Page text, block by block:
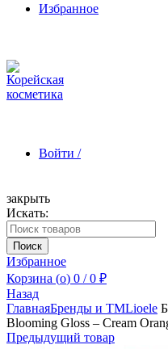
Избранное
Войти /
Зарегистрироваться
закрыть
Искать:
Поиск
Избранное
Корзина (o) 0 / 0 ₽
Назад
ГлавнаяБренды и ТМLioele
Blooming Gloss – Cream
Предыдущий товар